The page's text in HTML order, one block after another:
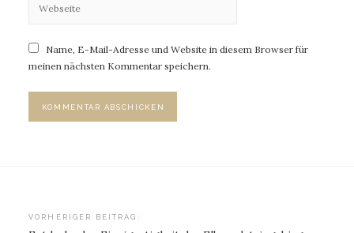
Name, E-Mail-Adresse und Website in diesem Browser für
meinen nächsten Kommentar speichern.
Beitragsnavigation
VORHERIGER BEITRAG: